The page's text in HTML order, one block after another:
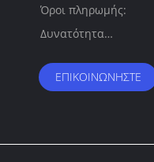
Όροι πληρωμής:
Δυνατότητα
ΕΠΙΚΟΙΝΩΝΉΣΤΕ